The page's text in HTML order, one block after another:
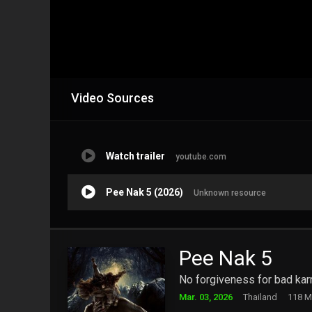
Video Sources
Watch trailer youtube.com
Pee Nak 5 (2026) Unknown resource
Pee Nak 5
No forgiveness for bad
Mar. 03, 2026 Thailand 118